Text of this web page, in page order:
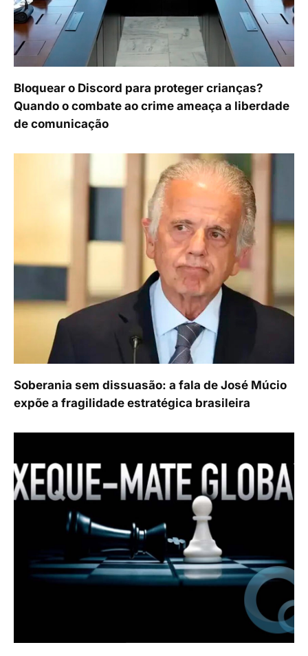
Bloquear o Discord para proteger crianças?
Quando o combate ao crime ameaça a liberdade
de comunicação
Soberania sem dissuasão: a fala de José Múcio
expõe a fragilidade estratégica brasileira